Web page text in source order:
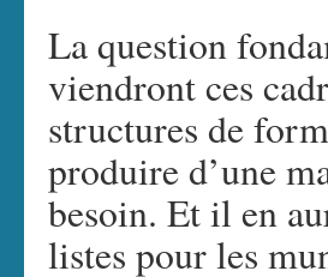
La question
viendront ces
structures de
produire d’une
besoin. Et il en
listes pour les